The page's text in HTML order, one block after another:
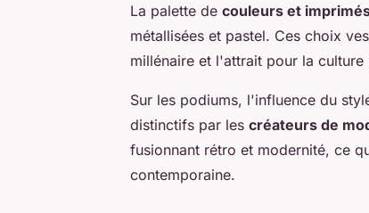
La palette de couleurs et
métallisées et pastel. Ces choix
millénaire et l'attrait pour la
Sur les podiums, l'influence du
distinctifs par les créateurs de
fusionnant rétro et modernité, ce
contemporaine.